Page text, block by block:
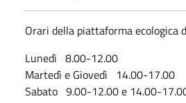
Orari della piattaforma ecologica
Lunedì 8.00-12.00
Martedì e Giovedì 14.00-17.00
Sabato 9.00-12.00 e 14.00-